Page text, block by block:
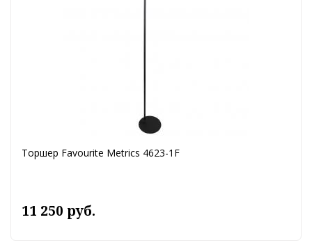
Торшер Favourite Metrics 4623-1F
11 250 руб.